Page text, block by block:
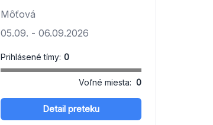
Môťová
05.09. - 06.09.2026
Prihlásené tímy: 0
Voľné miesta: 0
Detail preteku